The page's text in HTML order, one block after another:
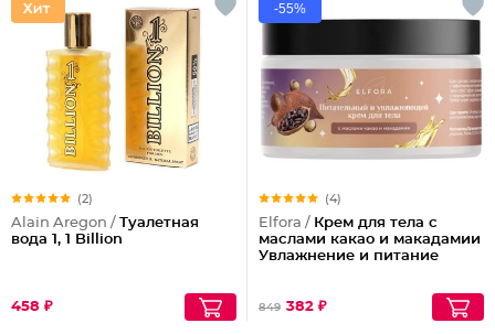
(2)
Alain Aregon / Туалетная
вода 1, 1 Billion
458 ₽
-55%
(4)
Elfora / Крем для тела с
маслами какао и макадамии
Увлажнение и питание
849 382 ₽